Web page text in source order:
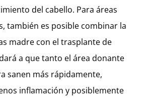
del cabello. Para áreas
también es posible combinar la
madre con el trasplante de
a que tanto el área donante
sanen más rápidamente,
inflamación y posiblemente